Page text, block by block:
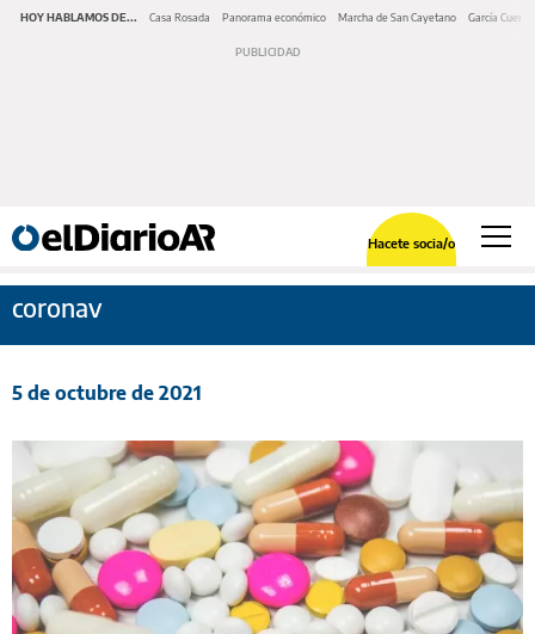
HOY HABLAMOS DE... Casa Rosada Panorama económico Marcha de San Cayetano García Cuerva
Hacete socia/o
coronav
5 de octubre de 2021